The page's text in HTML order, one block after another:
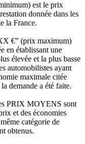
est le prix
donnée dans les
la France.
€” (prix maximum)
en établissant une
élevée et la plus basse
automobilistes ayant
maximale citée
demande a été faite.
PRIX MOYENS sont
et des économies
catégorie de
obtenus.